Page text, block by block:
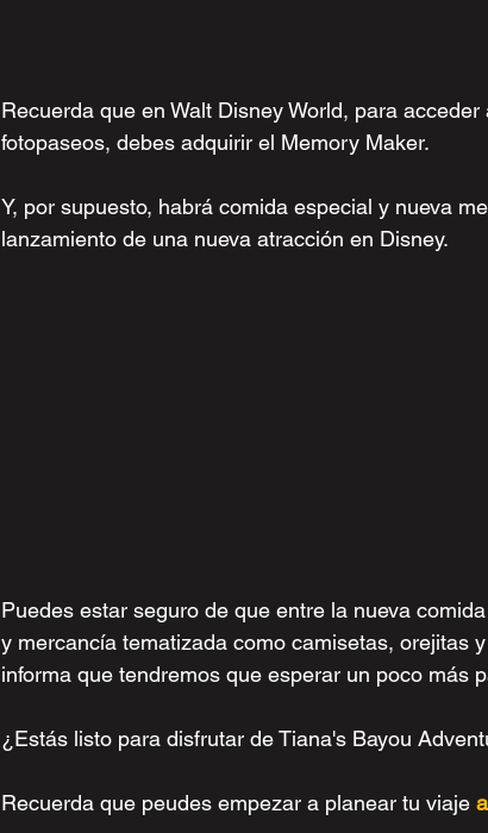
Recuerda que en Walt Disney World, para
fotopaseos, debes adquirir el Memory Maker.
Y, por supuesto, habrá comida especial y nueva
lanzamiento de una nueva atracción en Disney.
Puedes estar seguro de que entre la nueva
y mercancía tematizada como camisetas, orejitas
informa que tendremos que esperar un poco más
¿Estás listo para disfrutar de Tiana's Bayou
Recuerda que peudes empezar a planear tu viaje